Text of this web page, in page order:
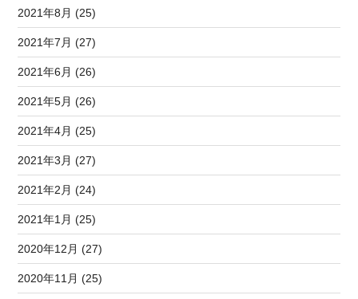
2021年8月 (25)
2021年7月 (27)
2021年6月 (26)
2021年5月 (26)
2021年4月 (25)
2021年3月 (27)
2021年2月 (24)
2021年1月 (25)
2020年12月 (27)
2020年11月 (25)